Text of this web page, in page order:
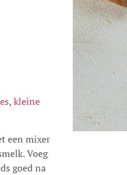
,kleine
een mixer
Voeg
goed na